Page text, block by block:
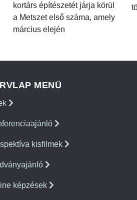
kortárs építészetét járja körül
a Metszet első száma, amely
március elején
MENÜ
kisfilmek
képzések